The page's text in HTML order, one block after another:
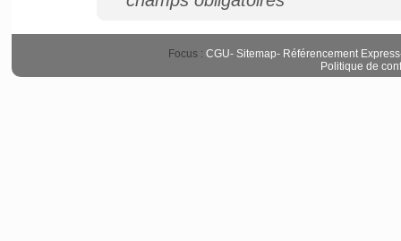
Focus : CGU- Sitemap- Référencement Express
Politique de